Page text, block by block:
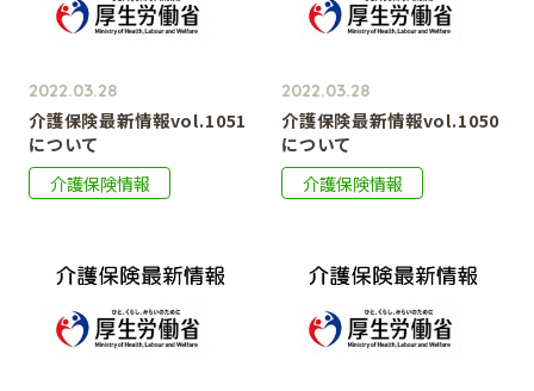
2022.03.28
介護保険最新情報vol.1051
について
介護保険情報
2022.03.28
介護保険最新情報vol.1050
について
介護保険情報